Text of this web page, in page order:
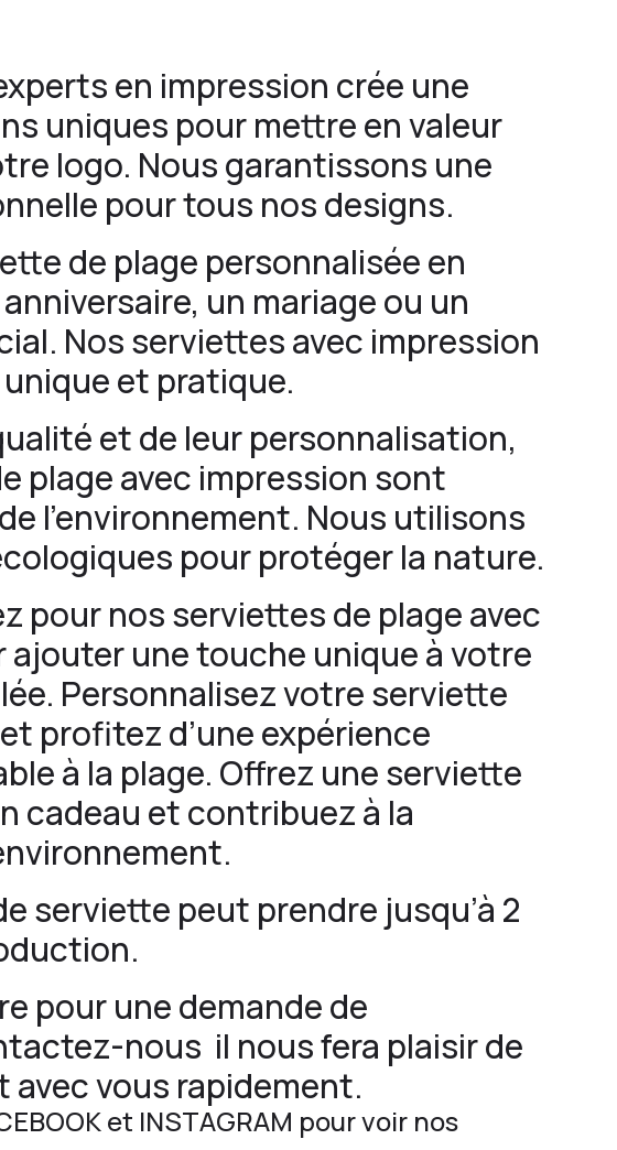
en impression crée une
uniques pour mettre en valeur
logo. Nous garantissons une
pour tous nos designs.
de plage personnalisée en
un mariage ou un
Nos serviettes avec impression
et pratique.
et de leur personnalisation,
plage avec impression sont
l’environnement. Nous utilisons
pour protéger la nature.
pour nos serviettes de plage avec
ajouter une touche unique à votre
Personnalisez votre serviette
profitez d’une expérience
à la plage. Offrez une serviette
cadeau et contribuez à la
serviette peut prendre jusqu’à 2
pour une demande de
nous il nous fera plaisir de
vous rapidement.
et INSTAGRAM pour voir nos